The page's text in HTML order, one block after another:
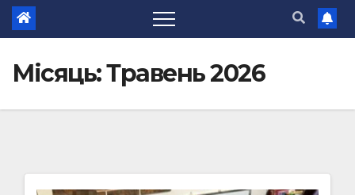
Місяць:Травень 2026